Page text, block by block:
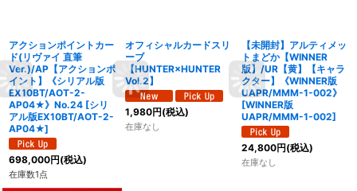
アクションポイントカー
ド(リヴァイ 直筆
Ver.)/AP【アクションポ
イント】《シリアル版
EX10BT/AOT-2-
AP04★》No.24 [シリ
アル版EX10BT/AOT-2-
AP04★]
698,000円(税込)
在庫数1点
オフィシャルカードスリ
ーブ
【HUNTER×HUNTER
Vol.2】
1,980円(税込)
在庫なし
【未開封】アルティメッ
トまどか【WINNER
版】/UR【黄】【キャラ
クター】《WINNER版
UAPR/MMM-1-002》
[WINNER版
UAPR/MMM-1-002]
24,800円(税込)
在庫なし